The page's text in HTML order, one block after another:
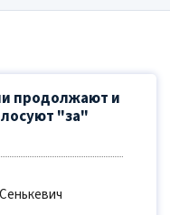
продолжают и
"за"